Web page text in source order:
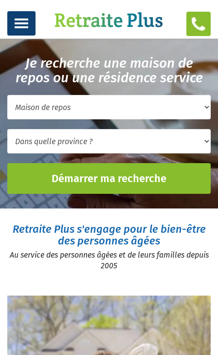
Je recherche une maison de
repos ou une résidence service
Démarrer ma recherche
Retraite Plus s'engage pour le bien-être
des personnes âgées
Au service des personnes âgées et de leurs familles depuis
2005